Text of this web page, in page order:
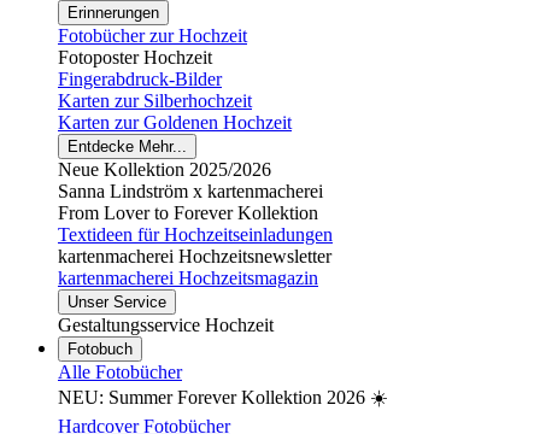
Erinnerungen
Fotobücher zur Hochzeit
Fotoposter Hochzeit
Fingerabdruck-Bilder
Karten zur Silberhochzeit
Karten zur Goldenen Hochzeit
Entdecke Mehr...
Neue Kollektion 2025/2026
Sanna Lindström x kartenmacherei
From Lover to Forever Kollektion
Textideen für Hochzeitseinladungen
kartenmacherei Hochzeitsnewsletter
kartenmacherei Hochzeitsmagazin
Unser Service
Gestaltungsservice Hochzeit
Fotobuch
Alle Fotobücher
NEU: Summer Forever Kollektion 2026 ☀️
Hardcover Fotobücher